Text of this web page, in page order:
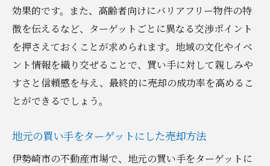
効果的です。また、高齢者向けにバリアフリー物件の特
徴を伝えるなど、ターゲットごとに異なる交渉ポイント
を押さえておくことが求められます。地域の文化やイベ
ント情報を織り交ぜることで、買い手に対して親しみや
すさと信頼感を与え、最終的に売却の成功率を高めるこ
とができるでしょう。
地元の買い手をターゲットにした売却方法
伊勢崎市の不動産市場で、地元の買い手をターゲットに